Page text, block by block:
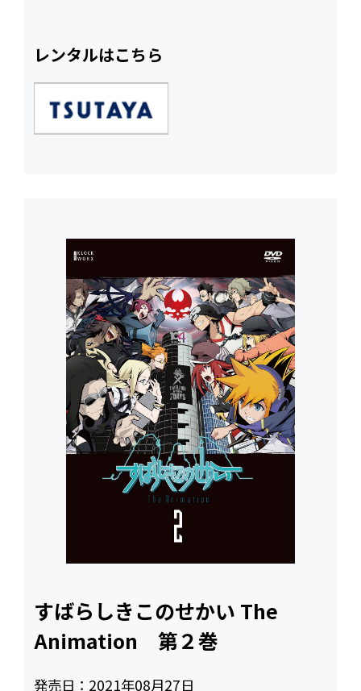
レンタルはこちら
すばらしきこのせかい The
Animation 第２巻
発売日： 2021年08月27日